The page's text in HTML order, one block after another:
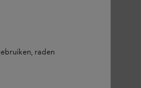
lage temperaturen kunnen
raden